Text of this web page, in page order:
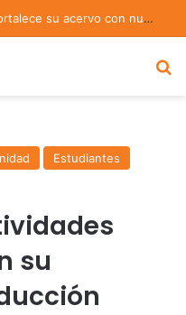
La Colección de Arte UDLAP fortalece su acervo con nuevas obras de artistas emergentes y consolidados
Estudiantes
su